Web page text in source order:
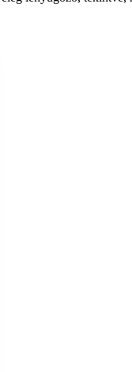
pont közötti